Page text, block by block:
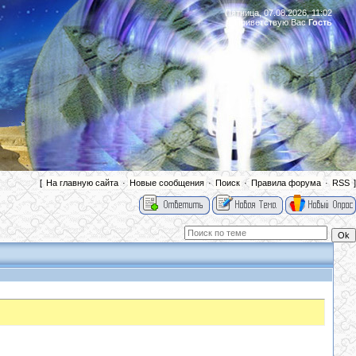
Пятница, 07.08.2026, 11:02
Приветствую ВасГость
|
[ На главную сайта · Новые сообщения· Поиск · Правила форума · RSS ]